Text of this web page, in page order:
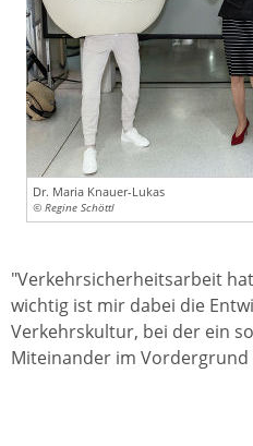
Dr. Maria Knauer-Lukas
© Regine Schöttl
"Verkehrsicherheitsarbeit
wichtig ist mir dabei die
Verkehrskultur, bei der ein
Miteinander im